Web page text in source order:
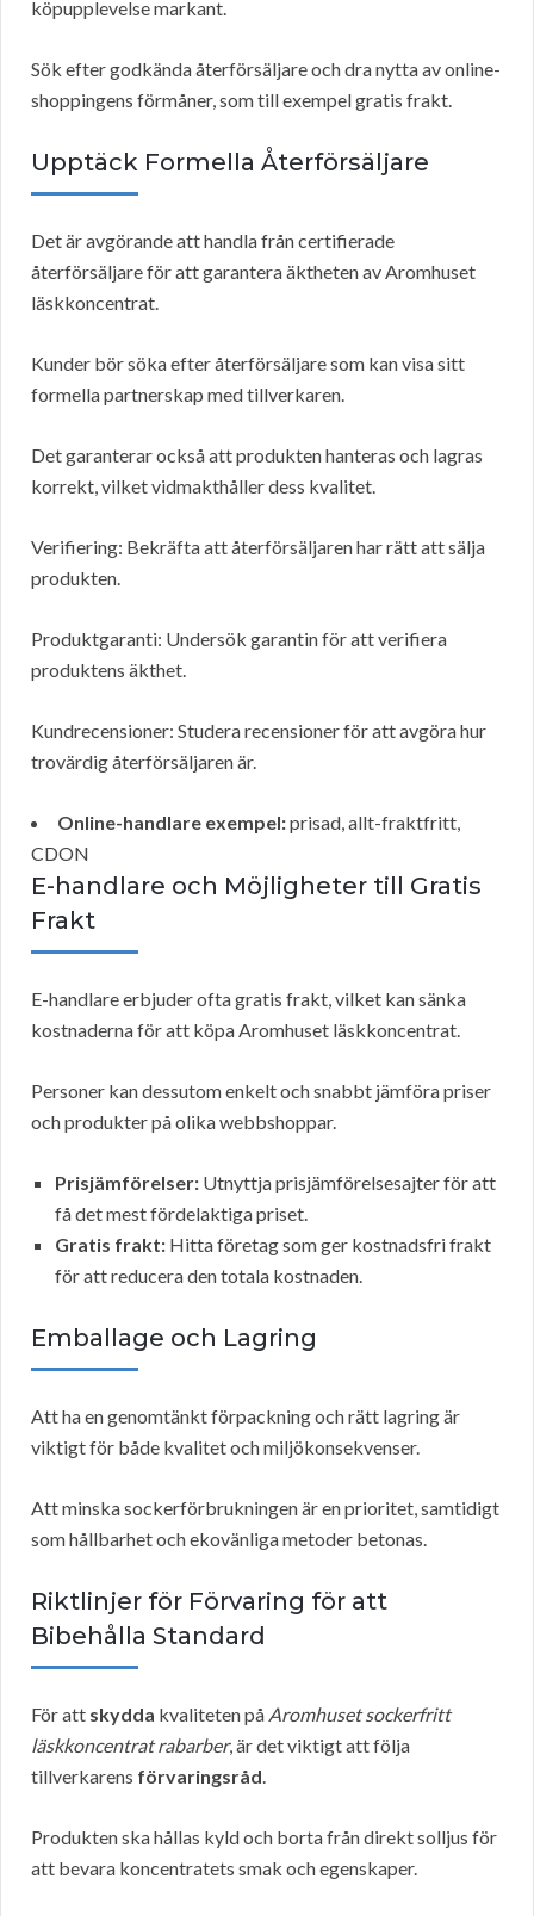
köpupplevelse markant.
Sök efter godkända återförsäljare och dra nytta av online-
shoppingens förmåner, som till exempel gratis frakt.
Upptäck Formella Återförsäljare
Det är avgörande att handla från certifierade
återförsäljare för att garantera äktheten av Aromhuset
läskkoncentrat.
Kunder bör söka efter återförsäljare som kan visa sitt
formella partnerskap med tillverkaren.
Det garanterar också att produkten hanteras och lagras
korrekt, vilket vidmakthåller dess kvalitet.
Verifiering: Bekräfta att återförsäljaren har rätt att sälja
produkten.
Produktgaranti: Undersök garantin för att verifiera
produktens äkthet.
Kundrecensioner: Studera recensioner för att avgöra hur
trovärdig återförsäljaren är.
Online-handlare exempel:prisad, allt-fraktfritt,
CDON
E-handlare och Möjligheter till Gratis
Frakt
E-handlare erbjuder ofta gratis frakt, vilket kan sänka
kostnaderna för att köpa Aromhuset läskkoncentrat.
Personer kan dessutom enkelt och snabbt jämföra priser
och produkter på olika webbshoppar.
Prisjämförelser: Utnyttja prisjämförelsesajter för att
få det mest fördelaktiga priset.
Gratis frakt: Hitta företag som ger kostnadsfri frakt
för att reducera den totala kostnaden.
Emballage och Lagring
Att ha en genomtänkt förpackning och rätt lagring är
viktigt för både kvalitet och miljökonsekvenser.
Att minska sockerförbrukningen är en prioritet, samtidigt
som hållbarhet och ekovänliga metoder betonas.
Riktlinjer för Förvaring för att
Bibehålla Standard
För att skydda kvaliteten på Aromhuset sockerfritt
läskkoncentrat rabarber, är det viktigt att följa
tillverkarens förvaringsråd.
Produkten ska hållas kyld och borta från direkt solljus för
att bevara koncentratets smak och egenskaper.